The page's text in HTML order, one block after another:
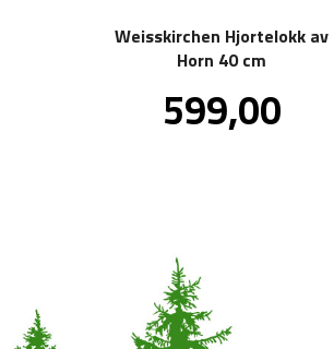
Weisskirchen Hjortelokk av
Horn 40 cm
Pris
599,00mva.